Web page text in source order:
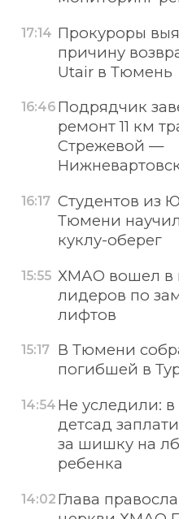
17:14 Прокуроры
причину
Utair в Тюмень
16:46 Подрядчик
ремонт 11 км
Стрежевой —
16:17 Студентов из
Тюмени
куклу-оберег
15:55 ХМАО вошел в
лидеров по
лифтов
15:17 В Тюмени
погибшей в
14:54 Не уследили:
детсад
за шишку на
ребенка
14:02 Глава